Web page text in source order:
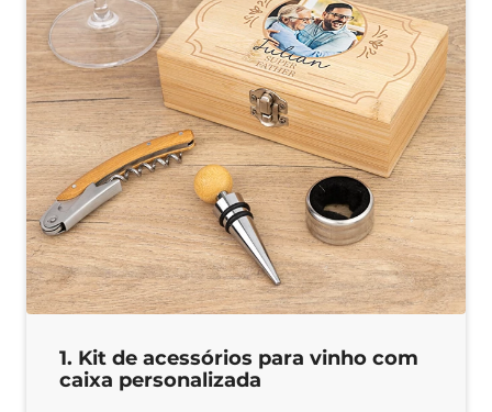
1. Kit de acessórios para vinho com
caixa personalizada